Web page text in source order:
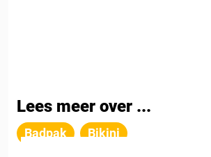
Lees meer over ...
Badpak Bikini